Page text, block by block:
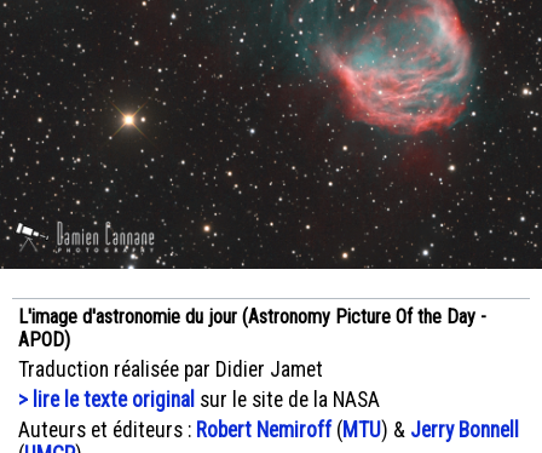
L'image d'astronomie du jour (Astronomy Picture Of the Day -
APOD)
Traduction réalisée par Didier Jamet
> lire le texte original sur le site de la NASA
Auteurs et éditeurs : Robert Nemiroff(MTU) & Jerry Bonnell